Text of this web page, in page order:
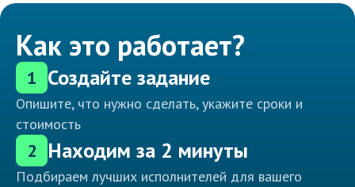
Как это работает?
1 Создайте задание
Опишите, что нужно сделать, укажите сроки и
стоимость
2 Находим за 2 минуты
Подбираем лучших исполнителей для вашего